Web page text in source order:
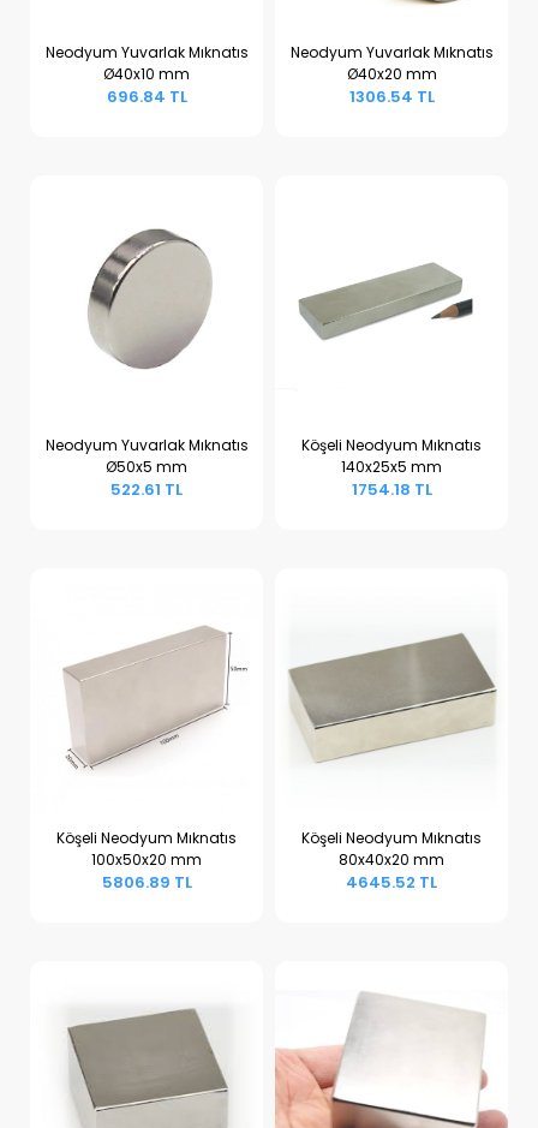
Sepete Ekle
Neodyum Yuvarlak Mıknatıs
Ø40x10 mm
696.84 TL
Sepete Ekle
Neodyum Yuvarlak Mıknatıs
Ø40x20 mm
1306.54 TL
Sepete Ekle
Neodyum Yuvarlak Mıknatıs
Ø50x5 mm
522.61 TL
Sepete Ekle
Köşeli Neodyum Mıknatıs
140x25x5 mm
1754.18 TL
Sepete Ekle
Köşeli Neodyum Mıknatıs
100x50x20 mm
5806.89 TL
Sepete Ekle
Köşeli Neodyum Mıknatıs
80x40x20 mm
4645.52 TL